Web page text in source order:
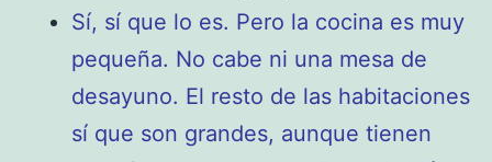
Sí, sí que lo es. Pero la cocina es muy
pequeña. No cabe ni una mesa de
desayuno. El resto de las habitaciones
sí que son grandes, aunque tienen